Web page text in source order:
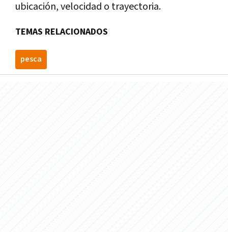
ubicación, velocidad o trayectoria.
TEMAS RELACIONADOS
pesca